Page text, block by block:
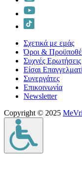
Σχετικά με εμάς
Όροι &
Συχνές Ερωτήσεις
Είσαι
Συνεργάτες
Επικοινωνία
Νewsletter
Copyright © 2025